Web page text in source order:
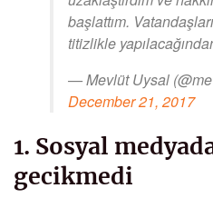
başlattım.
titizlikle
— Mevlüt Uysal
December 21, 2017
1. Sosyal
gecikmedi